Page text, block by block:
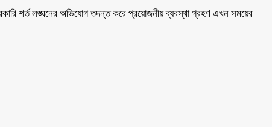
সরকারি শর্ত লঙ্ঘনের অভিযোগ তদন্ত করে প্রয়োজনীয় ব্যবস্থা গ্রহণ এখন সময়ের